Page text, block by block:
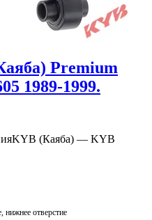
Premium
1989-1999.
KYB (Каяба) — KYB
нижнее отверстие